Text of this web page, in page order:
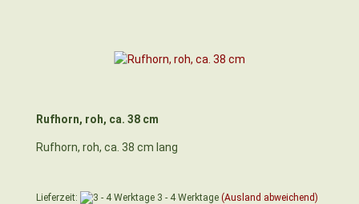
Rufhorn, roh, ca. 38 cm
Rufhorn, roh, ca. 38 cm lang
Lieferzeit: 3 - 4 Werktage (Ausland abweichend)